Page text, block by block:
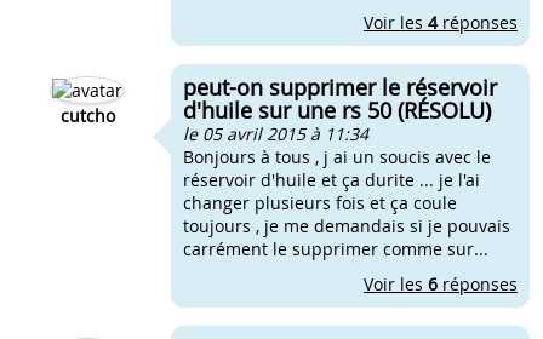
Voir les 4réponses
cutcho
peut-on supprimer le réservoir
d'huile sur une rs 50 (RÉSOLU)
le 05 avril 2015 à 11:34
Bonjours à tous , j ai un soucis avec le
réservoir d'huile et ça durite ... je l'ai
changer plusieurs fois et ça coule
toujours , je me demandais si je pouvais
carrément le supprimer comme sur...
Voir les 6 réponses